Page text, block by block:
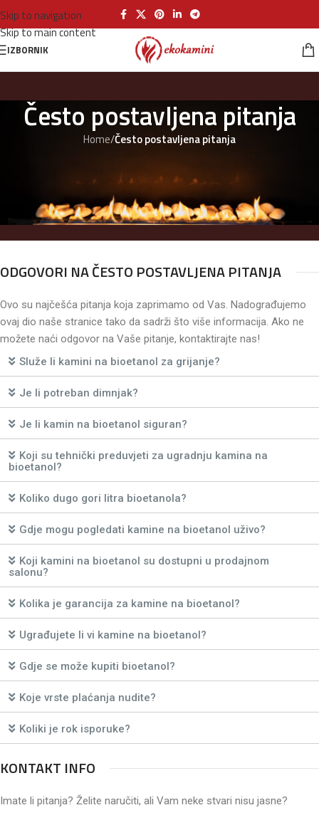
Skip to navigation
Skip to main content
IZBORNIK
Često postavljena pitanja
Home/Često postavljena pitanja
ODGOVORI NA ČESTO POSTAVLJENA PITANJA
Ovo su najčešća pitanja koja zaprimamo od Vas. Nadograđujemo
ovaj dio naše stranice tako da sadrži što više informacija. Ako ne
možete naći odgovor na Vaše pitanje, kontaktirajte nas!
Služe li kamini na bioetanol za grijanje?
Je li potreban dimnjak?
Je li kamin na bioetanol siguran?
Koji su tehnički preduvjeti za ugradnju kamina na
bioetanol?
Koliko dugo gori litra bioetanola?
Gdje mogu pogledati kamine na bioetanol uživo?
Koji kamini na bioetanol su dostupni u prodajnom
salonu?
Kolika je garancija za kamine na bioetanol?
Ugrađujete li vi kamine na bioetanol?
Gdje se može kupiti bioetanol?
Koje vrste plaćanja nudite?
Koliki je rok isporuke?
KONTAKT INFO
Imate li pitanja? Želite naručiti, ali Vam neke stvari nisu jasne?